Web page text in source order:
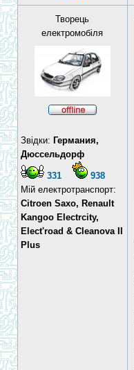
Творець
електромобіля
Звідки: Германия,
Дюссельдорф
331
938
Мій електротранспорт:
Citroen Saxo, Renault
Kangoo Electrcity,
Elect'road & Cleanova II
Plus